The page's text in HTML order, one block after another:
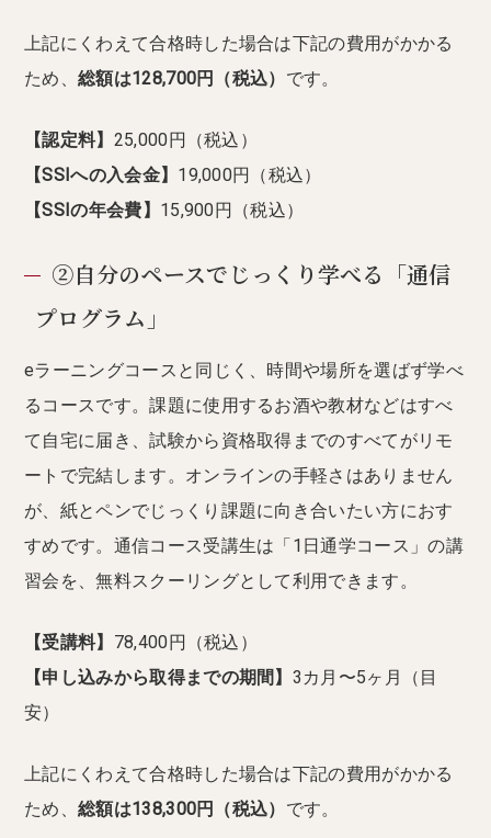
上記にくわえて合格時した場合は下記の費用がかかる
ため、 総額は128,700円（税込） です。
【認定料】 25,000円（税込）
【SSIへの入会金】 19,000円（税込）
【SSIの年会費】 15,900円（税込）
②自分のペースでじっくり学べる「通信
プログラム」
eラーニングコースと同じく、時間や場所を選ばず学べ
るコースです。課題に使用するお酒や教材などはすべ
て自宅に届き、試験から資格取得までのすべてがリモ
ートで完結します。オンラインの手軽さはありません
が、紙とペンでじっくり課題に向き合いたい方におす
すめです。通信コース受講生は「1日通学コース」の講
習会を、無料スクーリングとして利用できます。
【受講料】 78,400円（税込）
【申し込みから取得までの期間】 3カ月〜5ヶ月（目
安）
上記にくわえて合格時した場合は下記の費用がかかる
ため、 総額は138,300円（税込） です。